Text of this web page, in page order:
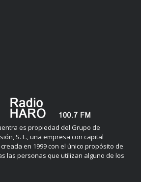
es propiedad del Grupo de
S. L., una empresa con capital
en 1999 con el único propósito de
las personas que utilizan alguno de los